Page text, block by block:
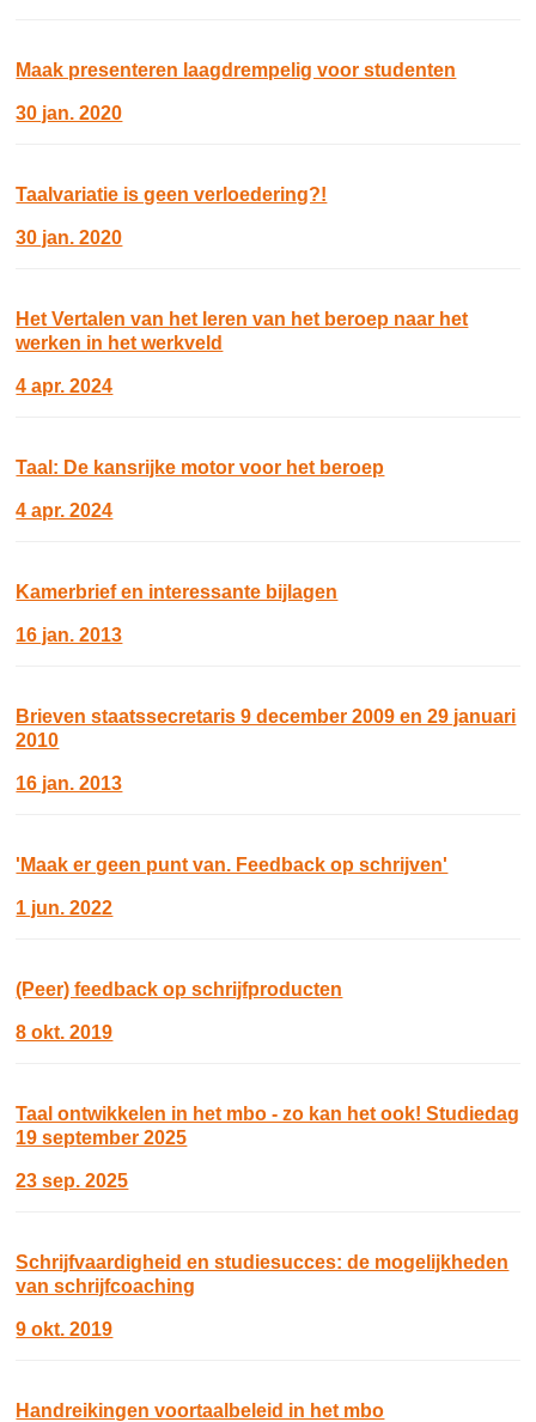
Maak presenteren laagdrempelig voor studenten
30 jan. 2020
Taalvariatie is geen verloedering?!
30 jan. 2020
Het Vertalen van het leren van het beroep naar het
werken in het werkveld
4 apr. 2024
​​​​​​​Taal: De kansrijke motor voor het beroep
4 apr. 2024
Kamerbrief en interessante bijlagen
16 jan. 2013
Brieven staatssecretaris 9 december 2009 en 29 januari
2010
16 jan. 2013
'Maak er geen punt van. Feedback op schrijven'
1 jun. 2022
(Peer) feedback op schrijfproducten
8 okt. 2019
Taal ontwikkelen in het mbo - zo kan het ook! Studiedag
19 september 2025
23 sep. 2025
Schrijfvaardigheid en studiesucces: de mogelijkheden
van schrijfcoaching
9 okt. 2019
Handreikingen voortaalbeleid in het mbo